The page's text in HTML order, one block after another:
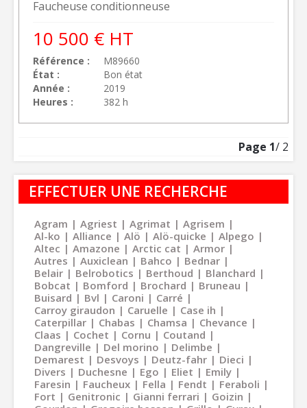
Faucheuse conditionneuse
Référence
M89660
État
Bon état
Année
2019
Heures
382 h
10 500 € HT
Page 1/ 2
EFFECTUER UNE RECHERCHE
Agram Agriest Agrimat
Agrisem
Al-ko
Alliance Alö Alö-quicke
Alpego
Altec
Amazone Arctic cat
Armor
Autres
Auxiclean Bahco
Bednar
Belair
Belrobotics Berthoud
Blanchard
Bobcat
Bomford Brochard
Bruneau
Buisard
Bvl Caroni
Carré
Carroy giraudon
Caruelle
Case ih
Caterpillar
Chabas Chamsa
Chevance
Claas
Cochet Cornu
Coutand
Dangreville
Del morino
Delimbe
Demarest
Desvoys Deutz-fahr
Dieci
Divers
Duchesne Ego Eliet
Emily
Faresin
Faucheux Fella Fendt
Feraboli
Fort
Genitronic Gianni ferrari
Goizin